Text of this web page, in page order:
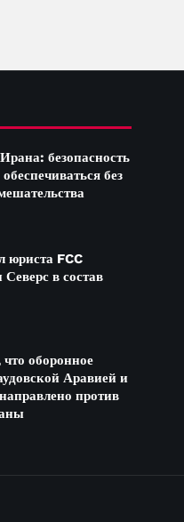
безопасность
без
юриста FCC
в состав
оборонное
Аравией и
против